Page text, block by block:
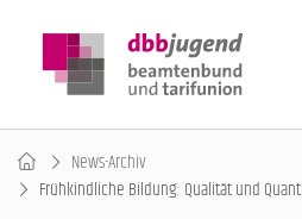
News-Archiv
Frühkindliche Bildung: Qualität und